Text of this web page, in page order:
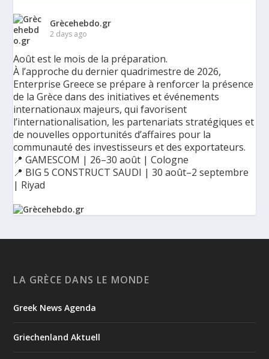
Grècehebdo.gr
2 days ago
Août est le mois de la préparation.
À l’approche du dernier quadrimestre de 2026,
Enterprise Greece se prépare à renforcer la présence
de la Grèce dans des initiatives et événements
internationaux majeurs, qui favorisent
l’internationalisation, les partenariats stratégiques et
de nouvelles opportunités d’affaires pour la
communauté des investisseurs et des exportateurs.
📍 GAMESCOM | 26–30 août | Cologne
📍 BIG 5 CONSTRUCT SAUDI | 30 août–2 septembre
| Riyad
Ελλάδας σε διεθνείς δράσεις, που ενισχύουν την
εξωστρέφεια, τις συνεργασίες και τις νέες επιχειρηματικές
GAMESCOM | 26–30 Αυγούστου| Κολωνία
Ριάντ
LA GRÈCE DANS LE MONDE
Greek News Agenda
Griechenland Aktuell